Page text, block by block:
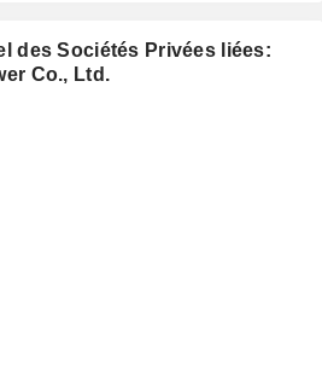
des Sociétés Privées liées:
Co., Ltd.